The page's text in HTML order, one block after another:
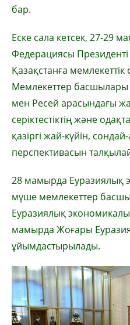
бар.
Еске сала кетсек, 27-29
Федерациясы
Қазақстанға мемлекеттік
Мемлекеттер басшылары
мен Ресей арасындағы
серіктестіктің және
қазіргі жай-күйін,
перспективасын
28 мамырда Еуразиялық
мүше мемлекеттер
Еуразиялық
мамырда Жоғары
ұйымдастырылады.